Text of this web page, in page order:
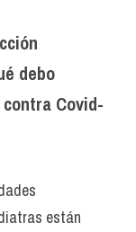
debo
Covid-
están